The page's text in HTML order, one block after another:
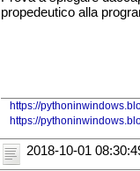
propedeutico alla
https://
https://
2018-10-01